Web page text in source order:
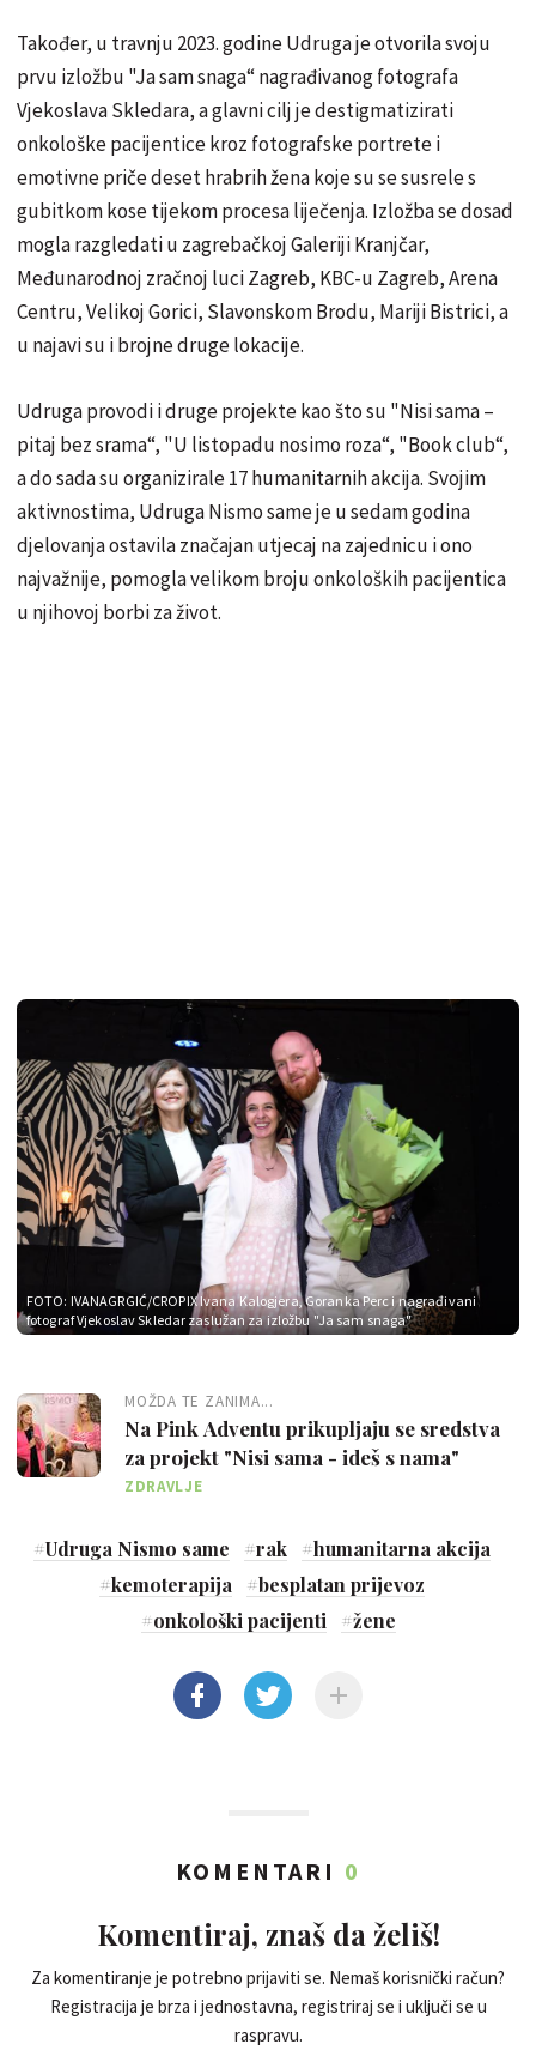
Također, u travnju 2023. godine Udruga je otvorila svoju
prvu izložbu "Ja sam snaga“ nagrađivanog fotografa
Vjekoslava Skledara, a glavni cilj je destigmatizirati
onkološke pacijentice kroz fotografske portrete i
emotivne priče deset hrabrih žena koje su se susrele s
gubitkom kose tijekom procesa liječenja. Izložba se dosad
mogla razgledati u zagrebačkoj Galeriji Kranjčar,
Međunarodnoj zračnoj luci Zagreb, KBC-u Zagreb, Arena
Centru, Velikoj Gorici, Slavonskom Brodu, Mariji Bistrici, a
u najavi su i brojne druge lokacije.
Udruga provodi i druge projekte kao što su "Nisi sama –
pitaj bez srama“, "U listopadu nosimo roza“, "Book club“,
a do sada su organizirale 17 humanitarnih akcija. Svojim
aktivnostima, Udruga Nismo same je u sedam godina
djelovanja ostavila značajan utjecaj na zajednicu i ono
najvažnije, pomogla velikom broju onkoloških pacijentica
u njihovoj borbi za život.
FOTO: IVANAGRGIĆ/CROPIXIvana Kalogjera, Goranka Perc i nagrađivani
fotograf Vjekoslav Skledar zaslužan za izložbu "Ja sam snaga"
MOŽDA TE ZANIMA...
Na Pink Adventu prikupljaju se sredstva
za projekt "Nisi sama - ideš s nama"
ZDRAVLJE
#Udruga Nismo same #rak #humanitarna akcija
#kemoterapija #besplatan prijevoz
#onkološki pacijenti #žene
KOMENTARI 0
Komentiraj, znaš da želiš!
Za komentiranje je potrebno prijaviti se. Nemaš korisnički račun?
Registracija je brza i jednostavna, registriraj se i uključi se u
raspravu.